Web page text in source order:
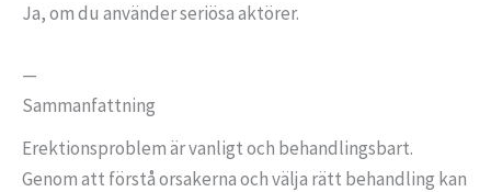
Ja, om du använder seriösa aktörer.
—
Sammanfattning
Erektionsproblem är vanligt och behandlingsbart.
Genom att förstå orsakerna och välja rätt behandling kan